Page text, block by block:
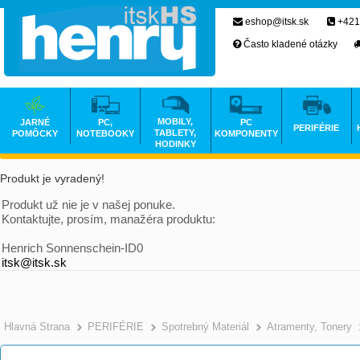
Produkt je vyradený!
Produkt už nie je v našej ponuke.
Kontaktujte, prosím, manažéra produktu:
Henrich Sonnenschein-ID0
itsk@itsk.sk
Hlavná Strana PERIFÉRIE Spotrebný Materiál Atramenty, Tonery
eshop@itsk.sk
Často kladené otázky
JARNÉ
POMÔCKY
PC,
NOTEBOOKY
MOBILY,
TABLETY,
HODINKY
PC
KOMPONENTY
PERIFÉRIE